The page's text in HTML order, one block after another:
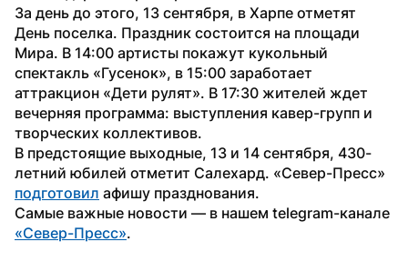
За день до этого, 13 сентября, в Харпе отметят
День поселка. Праздник состоится на площади
Мира. В 14:00 артисты покажут кукольный
спектакль «Гусенок», в 15:00 заработает
аттракцион «Дети рулят». В 17:30 жителей ждет
вечерняя программа: выступления кавер-групп и
творческих коллективов.
В предстоящие выходные, 13 и 14 сентября, 430-
подготовил афишу празднования.
«Север-Пресс».